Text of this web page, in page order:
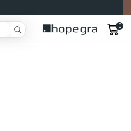
0